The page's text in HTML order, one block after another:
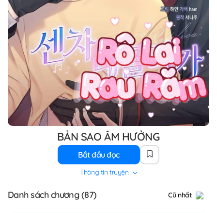
BẢN SAO ÂM HƯỞNG
Bắt đầu đọc
Thông tin truyện
Danh sách chương (87) Cũ nhất